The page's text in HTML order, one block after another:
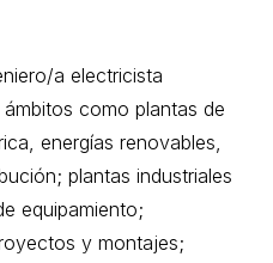
a electricista
como plantas de
energías renovables,
plantas industriales
equipamiento;
y montajes;